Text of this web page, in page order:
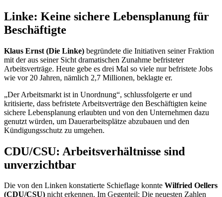
Linke: Keine sichere Lebensplanung für
Beschäftigte
Klaus Ernst (Die Linke) begründete die Initiativen seiner Fraktion
mit der aus seiner Sicht dramatischen Zunahme befristeter
Arbeitsverträge. Heute gebe es drei Mal so viele nur befristete Jobs
wie vor 20 Jahren, nämlich 2,7 Millionen, beklagte er.
„Der Arbeitsmarkt ist in Unordnung“, schlussfolgerte er und
kritisierte, dass befristete Arbeitsverträge den Beschäftigten keine
sichere Lebensplanung erlaubten und von den Unternehmen dazu
genutzt würden, um Dauerarbeitsplätze abzubauen und den
Kündigungsschutz zu umgehen.
CDU/CSU: Arbeitsverhältnisse sind
unverzichtbar
Die von den Linken konstatierte Schieflage konnte Wilfried Oellers
(CDU/CSU) nicht erkennen. Im Gegenteil: Die neuesten Zahlen